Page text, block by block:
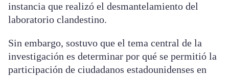
instancia que realizó el desmantelamiento del
laboratorio clandestino.
Sin embargo, sostuvo que el tema central de la
investigación es determinar por qué se permitió la
participación de ciudadanos estadounidenses en